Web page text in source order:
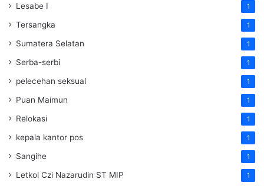
Lesabe I 1
Tersangka 1
Sumatera Selatan 1
Serba-serbi 1
pelecehan seksual 1
Puan Maimun 1
Relokasi 1
kepala kantor pos 1
Sangihe 1
Letkol Czi Nazarudin ST MIP 1